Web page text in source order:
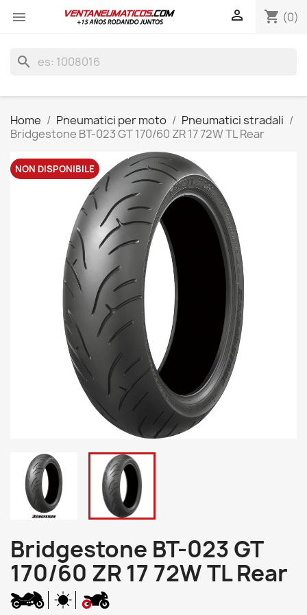
 shopping_cart (0)

search
Home Pneumatici per moto
Pneumatici stradali
Bridgestone BT-023 GT 170/60 ZR 17 72W TL Rear
NON DISPONIBILE
Bridgestone BT-023 GT
170/60 ZR 17 72W TL Rear